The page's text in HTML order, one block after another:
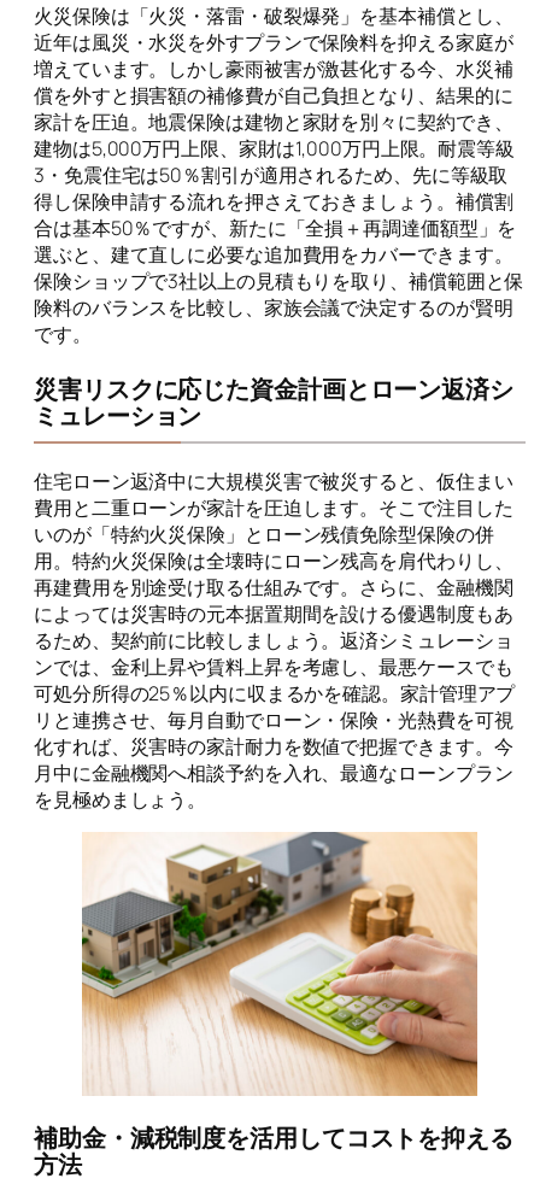
火災保険は「火災・落雷・破裂爆発」を基本補償とし、
近年は風災・水災を外すプランで保険料を抑える家庭が
増えています。しかし豪雨被害が激甚化する今、水災補
償を外すと損害額の補修費が自己負担となり、結果的に
家計を圧迫。地震保険は建物と家財を別々に契約でき、
建物は5,000万円上限、家財は1,000万円上限。耐震等級
3・免震住宅は50％割引が適用されるため、先に等級取
得し保険申請する流れを押さえておきましょう。補償割
合は基本50％ですが、新たに「全損＋再調達価額型」を
選ぶと、建て直しに必要な追加費用をカバーできます。
保険ショップで3社以上の見積もりを取り、補償範囲と保
険料のバランスを比較し、家族会議で決定するのが賢明
です。
災害リスクに応じた資金計画とローン返済シ
ミュレーション
住宅ローン返済中に大規模災害で被災すると、仮住まい
費用と二重ローンが家計を圧迫します。そこで注目した
いのが「特約火災保険」とローン残債免除型保険の併
用。特約火災保険は全壊時にローン残高を肩代わりし、
再建費用を別途受け取る仕組みです。さらに、金融機関
によっては災害時の元本据置期間を設ける優遇制度もあ
るため、契約前に比較しましょう。返済シミュレーショ
ンでは、金利上昇や賃料上昇を考慮し、最悪ケースでも
可処分所得の25％以内に収まるかを確認。家計管理アプ
リと連携させ、毎月自動でローン・保険・光熱費を可視
化すれば、災害時の家計耐力を数値で把握できます。今
月中に金融機関へ相談予約を入れ、最適なローンプラン
を見極めましょう。
補助金・減税制度を活用してコストを抑える
方法